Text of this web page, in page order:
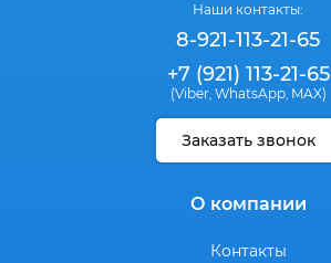
Наши контакты:
8-921-113-21-65
+7 (921) 113-21-65
(Viber, WhatsApp, MAX)
Заказать звонок
О компании
Контакты